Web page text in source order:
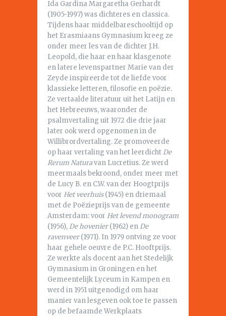
Ida Gardina Margaretha Gerhardt
(1905-1997) was dichteres en classica.
Tijdens haar middelbareschooltijd op
het Erasmiaans Gymnasium kreeg ze
onder meer les van de dichter J.H.
Leopold, die haar en haar klasgenote
en latere levenspartner Marie van der
Zeyde inspireerde tot de liefde voor
klassieke letteren, filosofie en poëzie.
Ze vertaalde literatuur uit het Latijn en
het Hebreeuws, waaronder de
psalmvertaling uit 1972 die drie jaar
later ook werd opgenomen in de
Willibrordvertaling. Ze promoveerde
op haar vertaling van het leerdichtDe
Rerum Naturavan Lucretius. Ze werd
meermaals bekroond, onder meer met
de Lucy B. en C.W. van der Hoogtprijs
voor Het veerhuis(1945) en driemaal
met de Poëzieprijs van de gemeente
Amsterdam: voor Het levend monogram
(1956),De hovenier(1962) enDe
ravenveer(1971). In 1979 ontving ze voor
haar gehele oeuvre de P.C. Hooftprijs.
Ze werkte als docent aan het Stedelijk
Gymnasium in Groningen en het
Gemeentelijk Lyceum in Kampen en
werd in 1951 uitgenodigd om haar
manier van lesgeven ook toe te passen
op de befaamde Werkplaats